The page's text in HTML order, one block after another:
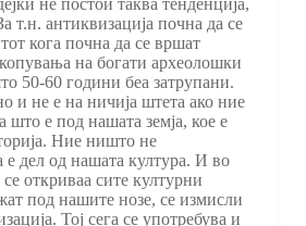
не постои таква тенденција,
т.н. антиквизација почна да се
кога почна да се вршат
на богати археолошки
50-60 години беа затрупани.
и не е на ничија штета ако ние
што е под нашата земја, кое е
Ние ништо не
е дел од нашата култура. И во
откриваа сите културни
под нашите нозе, се измисли
Тој сега се употребува и